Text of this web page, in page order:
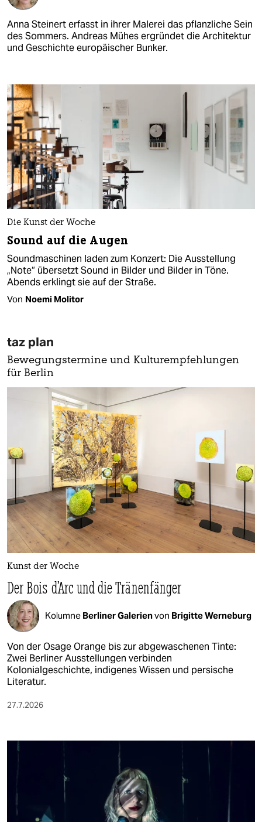
Anna Steinert erfasst in ihrer Malerei das pflanzliche Sein
des Sommers. Andreas Mühes ergründet die Architektur
und Geschichte europäischer Bunker.
Die Kunst der Woche
Sound auf die Augen
Soundmaschinen laden zum Konzert: Die Ausstellung
„Note“ übersetzt Sound in Bilder und Bilder in Töne.
Abends erklingt sie auf der Straße.
Von Noemi Molitor
taz plan
Bewegungstermine und Kulturempfehlungen
für Berlin
Kunst der Woche
Der Bois d’Arc und die Tränenfänger
Kolumne Berliner Galerienvon Brigitte Werneburg
Von der Osage Orange bis zur abgewaschenen Tinte:
Zwei Berliner Ausstellungen verbinden
Kolonialgeschichte, indigenes Wissen und persische
Literatur.
27.7.2026